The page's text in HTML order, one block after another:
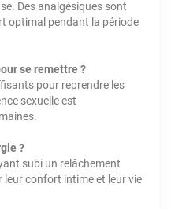
Des analgésiques sont
optimal pendant la période
se remettre ?
pour reprendre les
sexuelle est
?
subi un relâchement
confort intime et leur vie